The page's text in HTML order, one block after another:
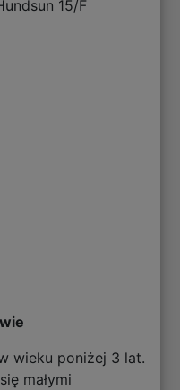
15/F
wieku poniżej 3 lat.
małymi